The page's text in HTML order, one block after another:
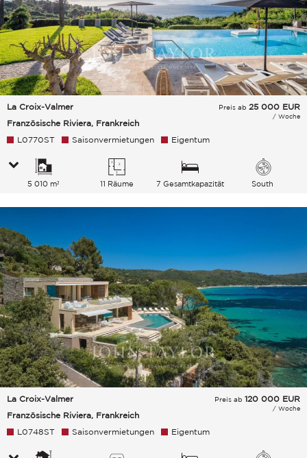
La Croix-Valmer
Französische Riviera, Frankreich
Preis ab 25 000 EUR
/ Woche
L0770ST Saisonvermietungen Eigentum
5 010 m² 11 Räume 7 Gesamtkapazität South
La Croix-Valmer
Französische Riviera, Frankreich
Preis ab 120 000 EUR
/ Woche
L0748ST Saisonvermietungen Eigentum